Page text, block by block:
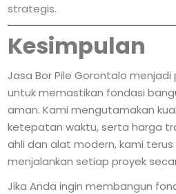
strategis.
Kesimpulan
Jasa Bor Pile Gorontalo
untuk memastikan fondasi
aman. Kami mengutamakan
ketepatan waktu, serta harga
ahli dan alat modern, kami
menjalankan setiap proyek
Jika Anda ingin membangun